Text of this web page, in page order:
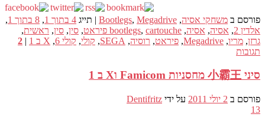
פורסם ב משחקי אסיה,
Bootlegs, Megadrive
| תייג 4 בתוך 1 , 8 בתוך 1
,
אלדין 2
, אסיה, אסיה,
bootlegs, cartouche פיראט , סין, סין, ראשית,
גרזן, מריו,
Megadrive
, פיראט, רוסיה,
SEGA
, קולי, קולי 6 , X ב 1 |
2
תגובות
סיני 小霸王 מחסניות Famicom וX ב 1
פורסם ב 2 יולי 2011 על ידי Dentifritz
13